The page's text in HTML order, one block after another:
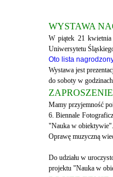
WYSTAWA
W piątek 21
Uniwersytetu
Oto lista
Wystawa jest
do soboty w
Mamy przyjemność
6. Biennale
"Nauka w
Oprawę muzyczną
Do udziału w
projektu "Nauka w